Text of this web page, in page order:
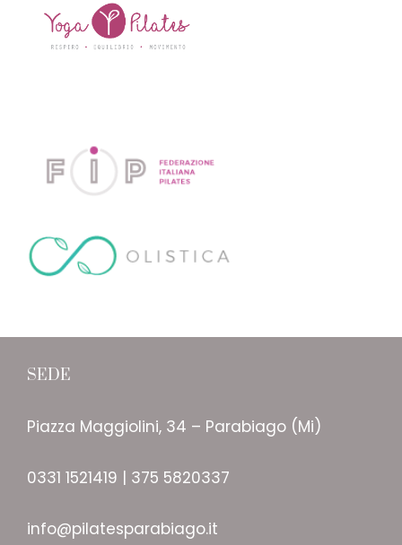
SEDE
Piazza Maggiolini, 34 – Parabiago (Mi)
0331 1521419 | 375 5820337
info@pilatesparabiago.it